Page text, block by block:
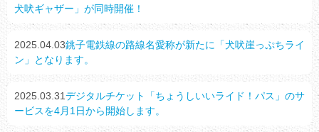
犬吠ギャザー」が同時開催！
2025.04.03銚子電鉄線の路線名愛称が新たに「犬吠崖っぷちライ
ン」となります。
2025.03.31デジタルチケット「ちょうしいいライド！パス」のサ
ービスを4月1日から開始します。